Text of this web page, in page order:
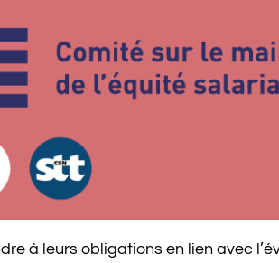
à leurs obligations en lien avec